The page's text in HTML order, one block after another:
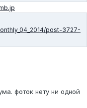
фоток нету ни одной